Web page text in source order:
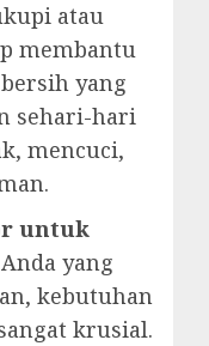
atau
membantu
yang
sehari-hari
mencuci,
untuk
yang
kebutuhan
krusial.